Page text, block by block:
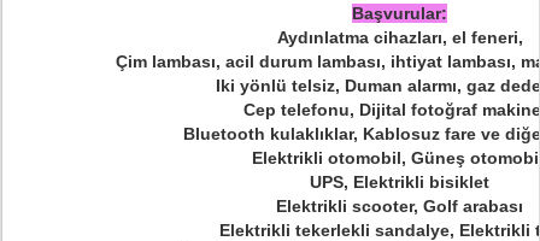
Başvurular:
Aydınlatma cihazları, el feneri,
Çim lambası, acil durum lambası, ihtiyat lambası,
Iki yönlü telsiz, Duman alarmı, gaz
Cep telefonu, Dijital fotoğraf
Bluetooth kulaklıklar, Kablosuz fare ve
Elektrikli otomobil, Güneş
UPS, Elektrikli bisiklet
Elektrikli scooter, Golf arabası
Elektrikli tekerlekli sandalye, Elektrikli